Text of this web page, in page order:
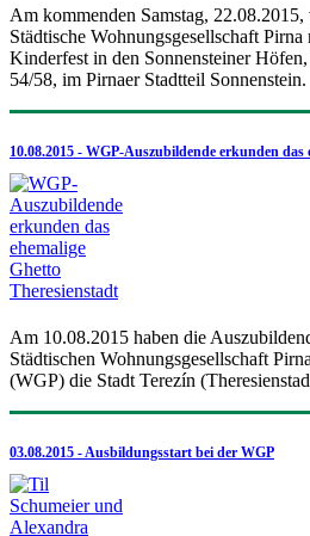
Am kommenden Samstag, 22.08.2015,
Städtische Wohnungsgesellschaft
Kinderfest in den Sonnensteiner
54/58, im Pirnaer Stadtteil Sonnenstein.
10.08.2015 - WGP-Auszubildende erkunden das
Am 10.08.2015 haben die
Städtischen Wohnungsgesellschaft
(WGP) die Stadt Terezín
03.08.2015 - Ausbildungsstart bei der WGP